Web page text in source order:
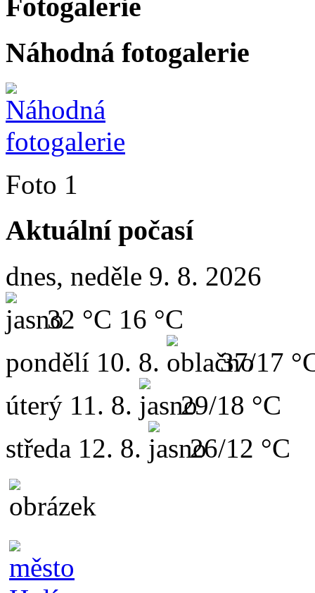
Fotogalerie
Náhodná fotogalerie
Foto 1
Aktuální počasí
dnes, neděle 9. 8. 2026
32 °C 16 °C
pondělí 10. 8.
37/17
úterý 11. 8.
29/18 °C
středa 12. 8. 26/12 °C